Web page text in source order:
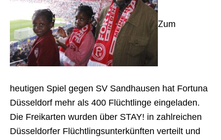
Zum
heutigen Spiel gegen SV Sandhausen hat Fortuna
Düsseldorf mehr als 400 Flüchtlinge eingeladen.
Die Freikarten wurden über STAY! in zahlreichen
Düsseldorfer Flüchtlingsunterkünften verteilt und